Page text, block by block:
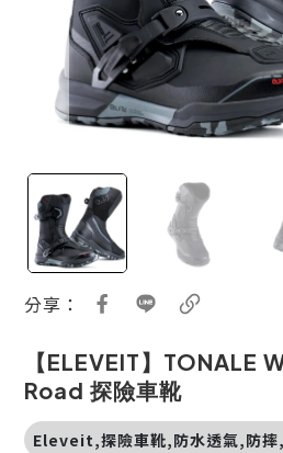
分享：
【ELEVEIT】
Road 探險車靴
Eleveit,探險車靴,防水透氣,防摔